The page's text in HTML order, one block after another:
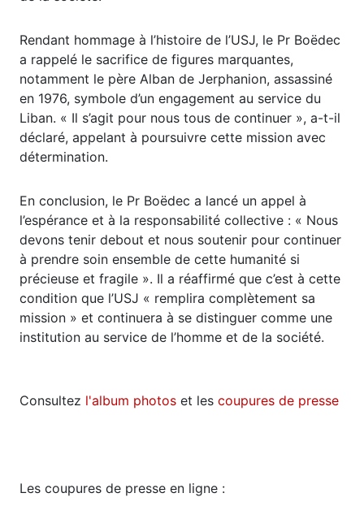
Rendant hommage à l’histoire de l’USJ, le Pr Boëdec
a rappelé le sacrifice de figures marquantes,
notamment le père Alban de Jerphanion, assassiné
en 1976, symbole d’un engagement au service du
Liban. « Il s’agit pour nous tous de continuer », a-t-il
déclaré, appelant à poursuivre cette mission avec
détermination.
En conclusion, le Pr Boëdec a lancé un appel à
l’espérance et à la responsabilité collective : « Nous
devons tenir debout et nous soutenir pour continuer
à prendre soin ensemble de cette humanité si
précieuse et fragile ». Il a réaffirmé que c’est à cette
condition que l’USJ « remplira complètement sa
mission » et continuera à se distinguer comme une
institution au service de l’homme et de la société.
Consultez l'album photos et les coupures de presse
Les coupures de presse en ligne :